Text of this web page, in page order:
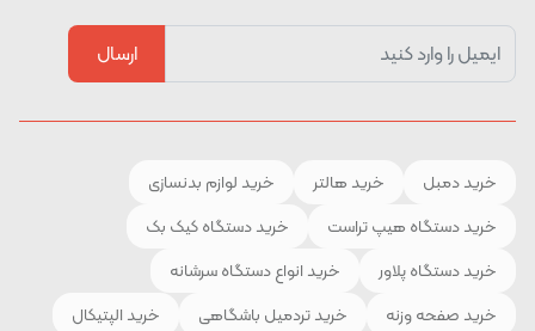
ارسال
خرید دمبل خرید هالتر
خرید لوازم بدنسازی
خرید دستگاه هیپ تراست
خرید دستگاه کیک بک
خرید دستگاه پلاور
خرید انواع دستگاه سرشانه
خرید صفحه وزنه
خرید تردمیل باشگاهی خرید الپتیکال